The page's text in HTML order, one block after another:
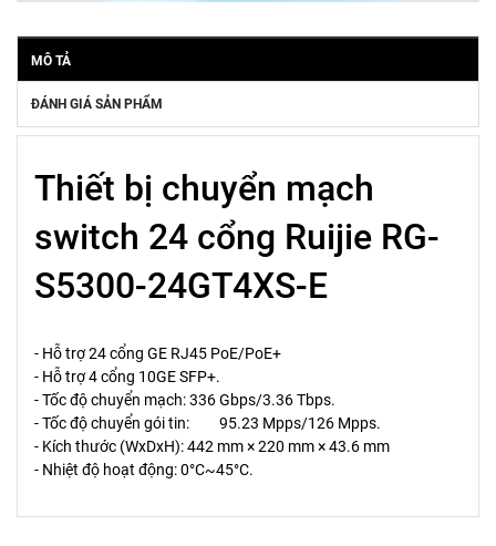
MÔ TẢ
ĐÁNH GIÁ SẢN PHẨM
Thiết bị chuyển mạch
switch 24 cổng Ruijie RG-
S5300-24GT4XS-E
- Hỗ trợ 24 cổng GE RJ45 PoE/PoE+
- Hỗ trợ 4 cổng 10GE SFP+.
- Tốc độ chuyển mạch: 336 Gbps/3.36 Tbps.
- Tốc độ chuyển gói tin: 95.23 Mpps/126 Mpps.
- Kích thước (WxDxH): 442 mm × 220 mm × 43.6 mm
- Nhiệt độ hoạt động: 0°C~45°C.